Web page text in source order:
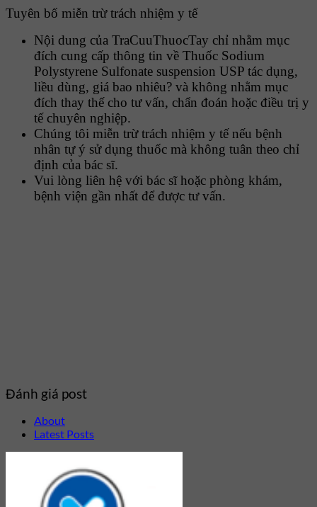
Tuyên bố miễn trừ trách nhiệm y tế
Nội dung của TraCuuThuocTay chỉ nhằm mục
đích cung cấp thông tin về Thuốc Sodium
Polystyrene Sulfonate suspension USP tác dụng,
liều dùng, giá bao nhiêu? và không nhằm mục
đích thay thế cho tư vấn, chẩn đoán hoặc điều trị y
tế chuyên nghiệp.
Chúng tôi miễn trừ trách nhiệm y tế nếu bệnh
nhân tự ý sử dụng thuốc mà không tuân theo chỉ
định của bác sĩ.
Vui lòng liên hệ với bác sĩ hoặc phòng khám,
bệnh viện gần nhất để được tư vấn.
Đánh giá post
About
Latest Posts